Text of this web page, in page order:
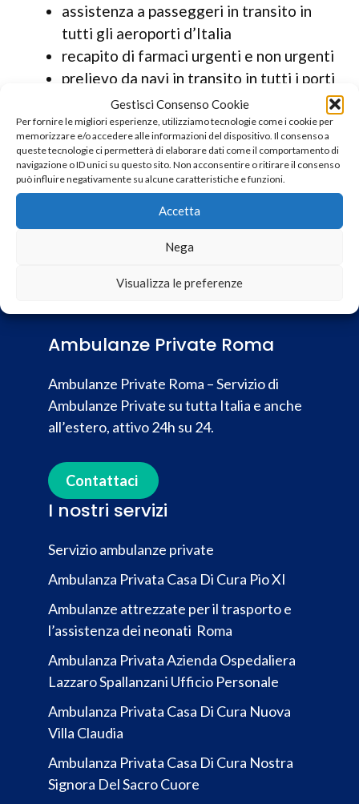
Gestisci Consenso Cookie
Per fornire le migliori esperienze, utilizziamo tecnologie come i cookie per
memorizzare e/o accedere alle informazioni del dispositivo. Il consenso a
queste tecnologie ci permetterà di elaborare dati come il comportamento di
navigazione o ID unici su questo sito. Non acconsentire o ritirare il consenso
può influire negativamente su alcune caratteristiche e funzioni.
Accetta
Nega
Visualizza le preferenze
assistenza a passeggeri in transito in
tutti gli aeroporti d’Italia
recapito di farmaci urgenti e non urgenti
prelievo da navi in transito in tutti i porti
assistenza medica e infermieristica h24
Ambulanze Private Roma
Ambulanze Private Roma – Servizio di
Ambulanze Private su tutta Italia e anche
all’estero, attivo 24h su 24.
Contattaci
I nostri servizi
Servizio ambulanze private
Ambulanza Privata Casa Di Cura Pio XI
Ambulanze attrezzate per il trasporto e
l’assistenza dei neonati Roma
Ambulanza Privata Azienda Ospedaliera
Lazzaro Spallanzani Ufficio Personale
Ambulanza Privata Casa Di Cura Nuova
Villa Claudia
Ambulanza Privata Casa Di Cura Nostra
Signora Del Sacro Cuore